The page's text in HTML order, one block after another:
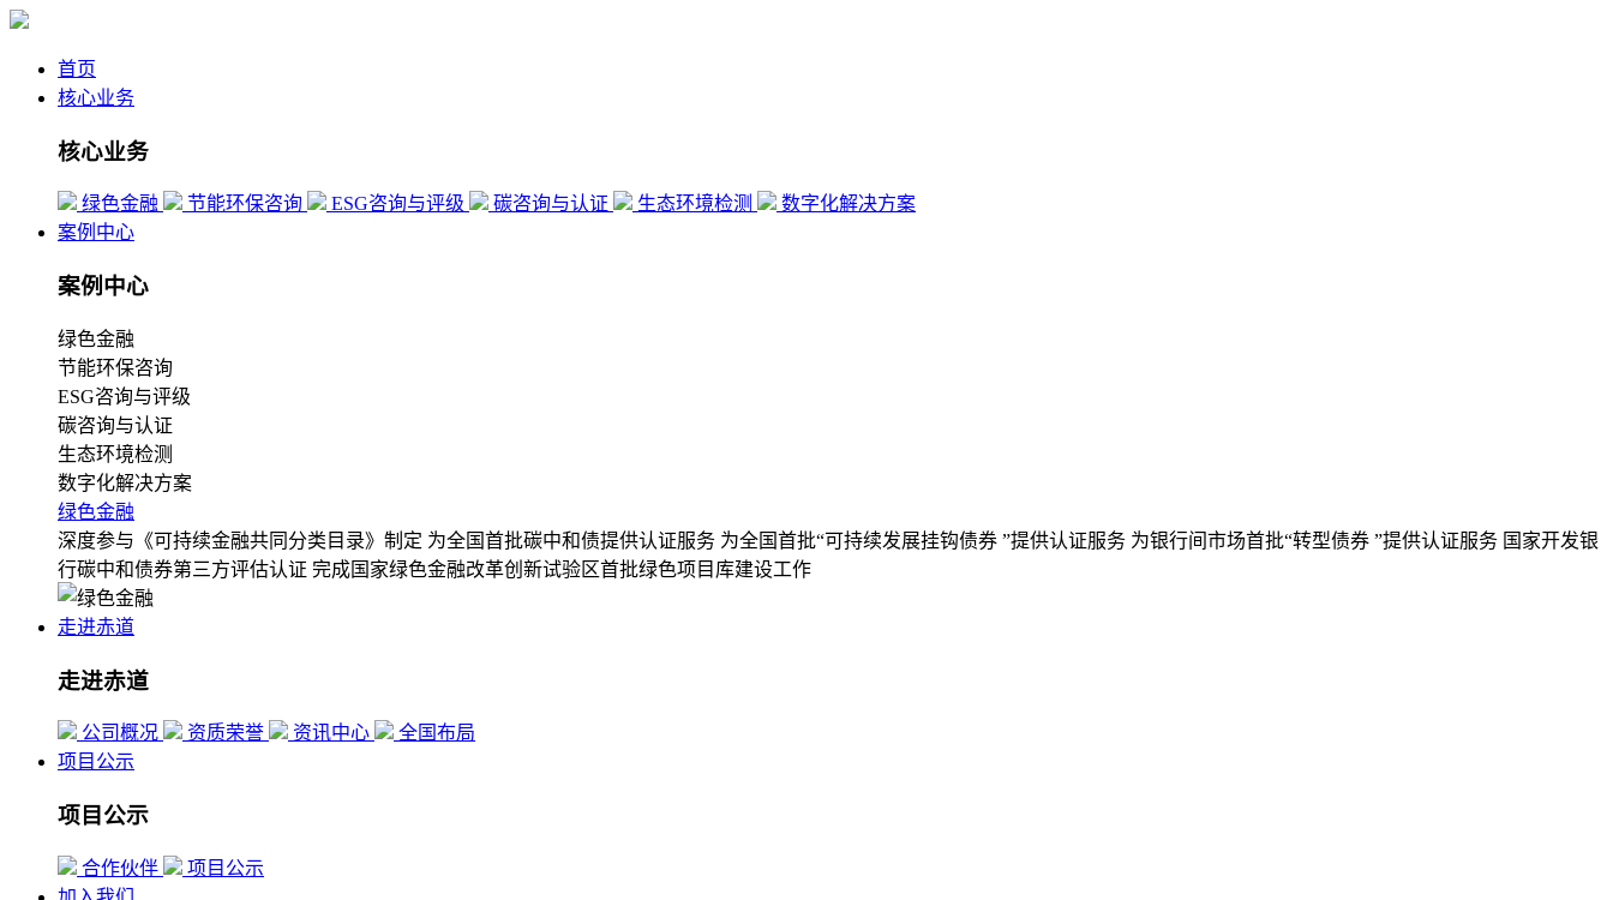
首页
核心业务
核心业务
绿色金融 节能环保咨询 ESG咨询与评级 碳咨询与认证 生态环境检测
数字化解决方案
案例中心
案例中心
绿色金融
节能环保咨询
ESG咨询与评级
碳咨询与认证
生态环境检测
数字化解决方案
绿色金融
深度参与《可持续金融共同分类目录》制定 为全国首批碳中和债提供认证服务 为全国首批“可持续发展挂钩债券 ”提供认证服务 为银行间市场首批“转型债券 ”提供认证服务 国家开发银
行碳中和债券第三方评估认证 完成国家绿色金融改革创新试验区首批绿色项目库建设工作
走进赤道
走进赤道
公司概况 资质荣誉 资讯中心
全国布局
项目公示
项目公示
合作伙伴
项目公示